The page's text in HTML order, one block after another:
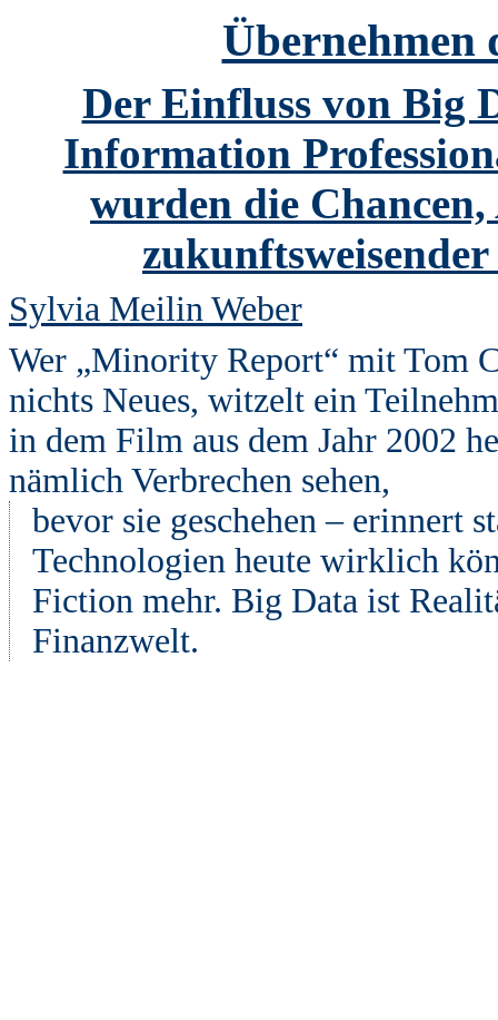
Übernehmen
Der Einfluss von Big
Information
wurden die
Sylvia Meilin Weber
Wer „Minority Report“ mit Tom
nichts Neues, witzelt ein
in dem Film aus dem Jahr 2002
nämlich Verbrechen sehen,
bevor sie geschehen – erinnert
Technologien heute wirklich
Fiction mehr. Big Data ist
Finanzwelt.